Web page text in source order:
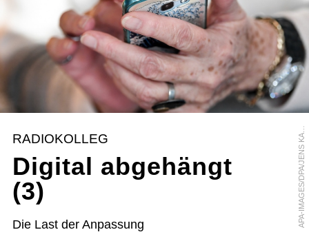
A
P
A
-
I
M
A
G
E
S
/
D
P
A
/
J
E
N
S
K
A
L
A
E
N
E
RADIOKOLLEG
Digital abgehängt
(3)
Die Last der Anpassung